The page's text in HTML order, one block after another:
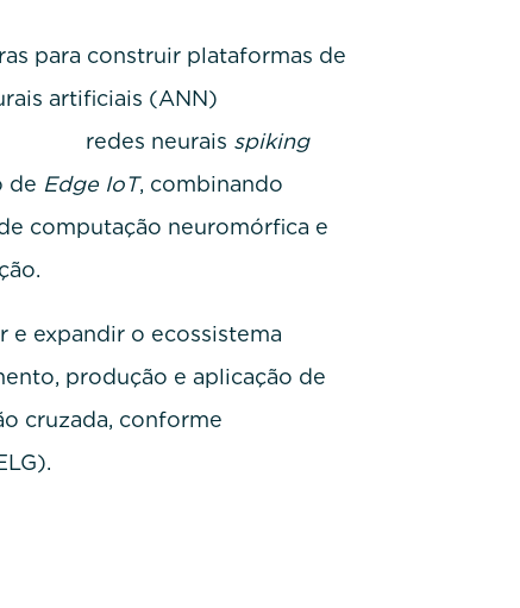
para construir plataformas de
artificiais (ANN)
spiking
de Edge IoT, combinando
computação neuromórfica e
e expandir o ecossistema
produção e aplicação de
cruzada, conforme